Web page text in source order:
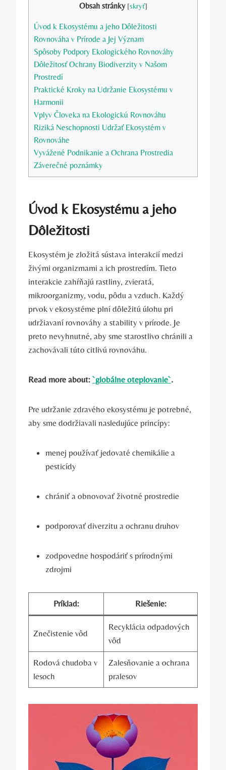
Obsah stránky [skryť]
Úvod k Ekosystému a jeho Dôležitosti
Rovnováha v Prírode a Jej Význam
Spôsoby Podpory Ekologického Rovnováhy
Dôležitosť Ochrany Biodiverzity v Našom
Prostredí
Praktické Kroky na Udržanie Ekosystému v
Harmonii
Vplyv Človeka na Ekologickú Rovnováhu
Riziká Neschopnosti Udržať Ekosystém v
Rovnováhe
Vyvážené Podnikanie a Ochrana Prostredia
Záverečné poznámky
Úvod k Ekosystému a jeho
Dôležitosti
Ekosystém je zložitá sústava interakcií medzi
živými organizmami a ich prostredím. Tieto
interakcie zahŕňajú rastliny, zvieratá,
mikroorganizmy, vodu, pôdu a vzduch. Každý
prvok v ekosystéme plní dôležitú úlohu pri
udržiavaní rovnováhy a stability v prírode. Je
preto nevyhnutné, aby sme starostlivo chránili a
zachovávali túto citlivú rovnováhu.
Read more about: `globálne oteplovanie`.
Pre udržanie zdravého ekosystému je potrebné,
aby sme dodržiavali nasledujúce princípy:
menej používať jedovaté chemikálie a
pesticídy
chrániť a obnovovať životné prostredie
podporovať diverzitu a ochranu druhov
zodpovedne hospodáriť s prírodnými
zdrojmi
Príklad: Riešenie:
Znečistenie vôd
Recyklácia odpadových
vôd
Rodová chudoba v
lesoch
Zalesňovanie a ochrana
pralesov